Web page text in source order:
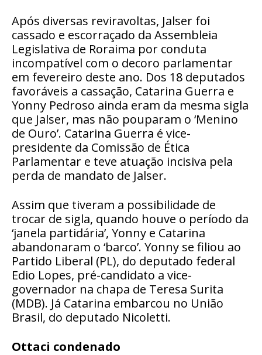
Após diversas reviravoltas, Jalser foi
cassado e escorraçado da Assembleia
Legislativa de Roraima por conduta
incompatível com o decoro parlamentar
em fevereiro deste ano. Dos 18 deputados
favoráveis a cassação, Catarina Guerra e
Yonny Pedroso ainda eram da mesma sigla
que Jalser, mas não pouparam o ‘Menino
de Ouro’. Catarina Guerra é vice-
presidente da Comissão de Ética
Parlamentar e teve atuação incisiva pela
perda de mandato de Jalser.
Assim que tiveram a possibilidade de
trocar de sigla, quando houve o período da
‘janela partidária’, Yonny e Catarina
abandonaram o ‘barco’. Yonny se filiou ao
Partido Liberal (PL), do deputado federal
Edio Lopes, pré-candidato a vice-
governador na chapa de Teresa Surita
(MDB). Já Catarina embarcou no União
Brasil, do deputado Nicoletti.
Ottaci condenado